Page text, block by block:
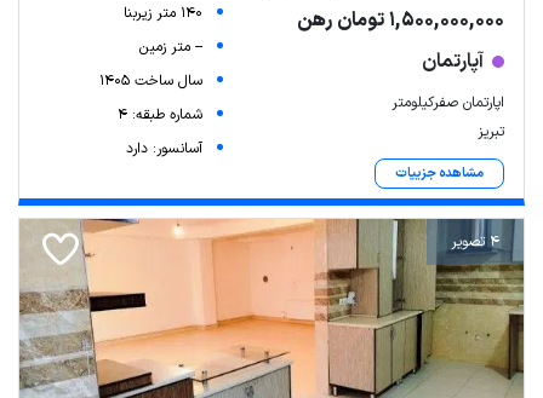
1,500,000,000 تومان رهن
آپارتمان
اپارتمان صفرکیلومتر
تبریز
مشاهده جزییات
140 متر زیربنا
-- متر زمین
سال ساخت 1405
شماره طبقه: 4
آسانسور: دارد
4 تصویر